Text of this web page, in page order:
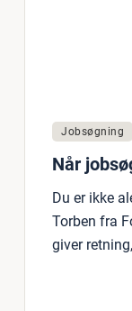
Jobsøgning
Når
Du er ikke
Torben fra
giver